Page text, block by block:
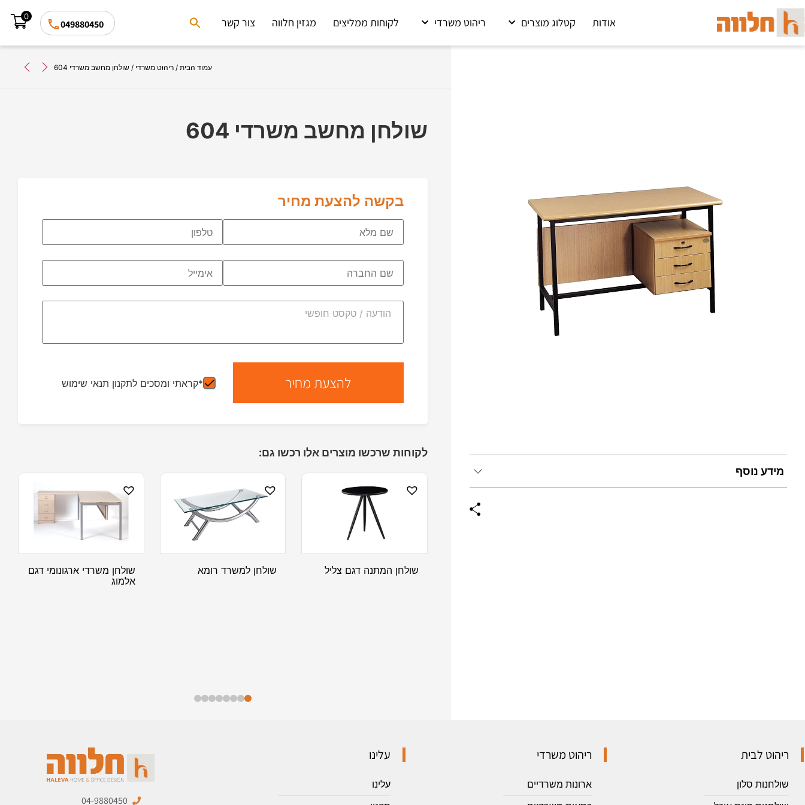
אודות קטלוג מוצרים ריהוט משרדי לקוחות ממליצים מגזין חלווה צור קשר
Search
for:
049880450
0
עמוד הבית / ריהוט משרדי / שולחן מחשב משרדי 604
מידע נוסף
שולחן מחשב משרדי 604
בקשה להצעת מחיר
*קראתי ומסכים לתקנון תנאי שימוש
לקוחות שרכשו מוצרים אלו רכשו גם:
שולחן המתנה דגם צליל שולחן למשרד רומא
שולחן משרדי ארגונומי דגם
אלמוג
ריהוט לבית
שולחנות סלון
ריהוט משרדי
ארונות משרדיים
עלינו
עלינו
04-9880450